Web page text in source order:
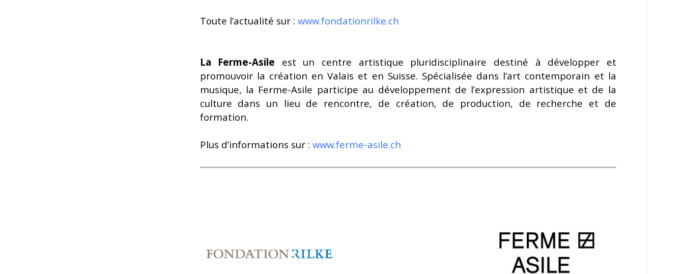
Toute l’actualité sur : www.fondationrilke.ch
La Ferme-Asile est un centre artistique pluridisciplinaire destiné à développer et
promouvoir la création en Valais et en Suisse. Spécialisée dans l’art contemporain et la
musique, la Ferme-Asile participe au développement de l’expression artistique et de la
culture dans un lieu de rencontre, de création, de production, de recherche et de
formation.
Plus d’informations sur : www.ferme-asile.ch